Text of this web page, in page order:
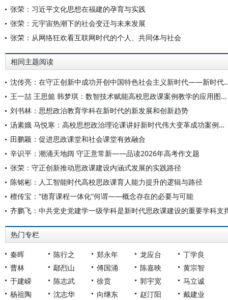
张荣：习近平文化思想在福建的孕育与实践
张荣：元宇宙热潮下的社会变迁与未来发展
张荣：从网络狂欢看互联网时代的个人、共同体与社会
相同主题阅读
沈传亮：在守正创新中成功开创中国特
王一喆 王思懿 韩梦琪：数智技术赋能高校思政课案例教学的应用图景与路径创新
刘书林：思想政治教育学科在新时代的新发展和创新趋势
汤素娥 马悦寒：高校思想政治理论课讲好新时代伟大变革成功案例的议题设置与教学理路
田鹏颖：促进思政课堂和社会课堂有效融合
辛识平：潮涌天地阔 守正意常新——品读2026年高考作文题
张荣：守正创新推动思政课建设内涵式发展的实践路径
陈铭彬：人工智能时代高校思政课育人能力提升的逻辑与路径
檀传宝：“德育课程一体化”何谓——概念存在的必要与可能
齐鹏飞：中共党史党建学一级学科是新时代思政课建设的重要学科支
热门专栏
秦晖 陈行之 郑永年 龙应台
丁学良
曹林
鄢烈山 傅国涌 陈嘉映
黄宗智
于建嵘
陈志武 徐贲 郭宇宽
马立诚
杨祖陶
沈志华 向继东 赵汀阳 戴建业